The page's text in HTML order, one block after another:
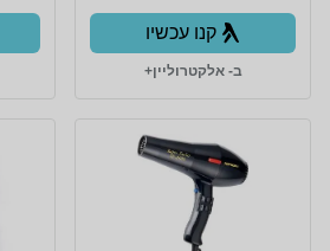
קנו עכשיו
ב- אלקטרוליין+